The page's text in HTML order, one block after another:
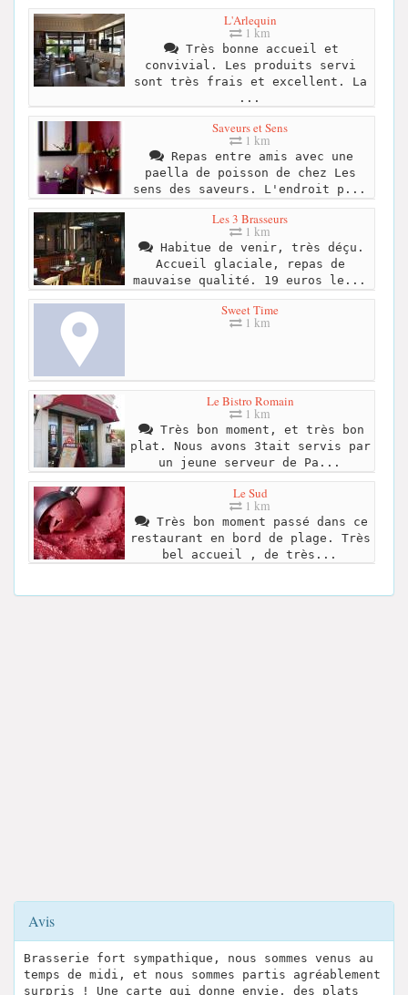
L'Arlequin
1 km
Très bonne accueil et
convivial. Les produits servi
sont très frais et excellent. La
...
Saveurs et Sens
1 km
Repas entre amis avec une
paella de poisson de chez Les
sens des saveurs. L'endroit p...
Les 3 Brasseurs
1 km
Habitue de venir, très déçu.
Accueil glaciale, repas de
mauvaise qualité. 19 euros le...
Sweet Time
1 km
Le Bistro Romain
1 km
Très bon moment, et très bon
plat. Nous avons 3tait servis par
un jeune serveur de Pa...
Le Sud
1 km
Très bon moment passé dans ce
restaurant en bord de plage. Très
bel accueil , de très...
Avis
Brasserie fort sympathique, nous sommes venus au
temps de midi, et nous sommes partis agréablement
surpris ! Une carte qui donne envie, des plats